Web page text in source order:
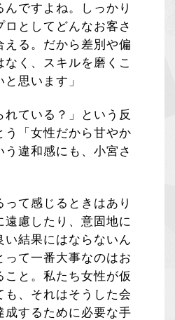
ですよね。しっかり
としてどんなお客さ
える。だから差別や偏
く、スキルを磨くこ
思います」
れている？」という反
う「女性だから甘やか
う違和感にも、小宮さ
って感じるときはあり
遠慮したり、意固地に
い結果にはならないん
って一番大事なのはお
と。私たち女性が仮
も、それはそうした会
成するために必要な手